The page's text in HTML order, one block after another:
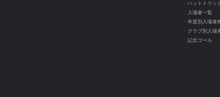
ハットトリッ
入場者一覧
年度別入場者
クラブ別入場
記念ゴール